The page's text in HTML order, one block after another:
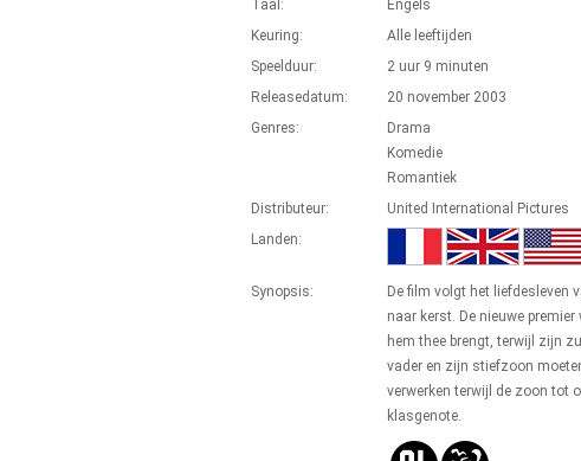
Taal:
Engels
Keuring:
Alle leeftijden
Speelduur:
2 uur 9 minuten
Releasedatum:
20 november 2003
Genres:
Drama
Komedie
Romantiek
Distributeur:
United International Pictures
Landen:
Synopsis:
De film volgt het liefdesleven
naar kerst. De nieuwe
hem thee brengt, terwijl zijn
vader en zijn stiefzoon
verwerken terwijl de zoon tot
klasgenote.